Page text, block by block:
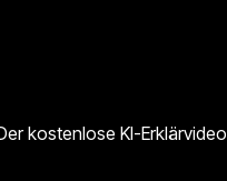
kostenlose KI-